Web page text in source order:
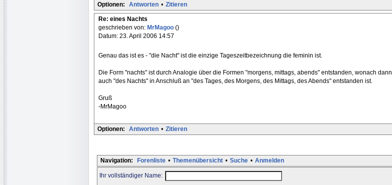
Optionen: Antworten • Zitieren
Re: eines Nachts
geschrieben von: MrMagoo ()
Datum: 23. April 2006 14:57
Genau das ist es - "die Nacht" ist die einzige Tageszeitbezeichnung die feminin ist.
Die Form "nachts" ist durch Analogie über die Formen "morgens, mittags, abends" entstanden, wonach dann
auch "des Nachts" in Anschluß an "des Tages, des Morgens, des Mittags, des Abends" entstanden ist.
Gruß
-MrMagoo
Optionen: Antworten • Zitieren
Navigation: Forenliste • Themenübersicht • Suche • Anmelden
Ihr vollständiger Name: